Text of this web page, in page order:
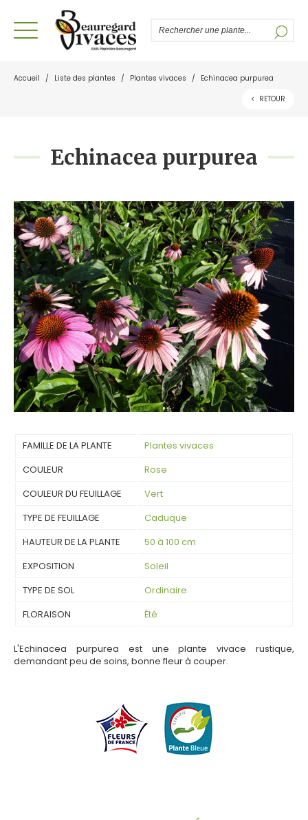
Accueil / Liste des plantes / Plantes vivaces /
Echinacea purpurea
< RETOUR
Echinacea purpurea
FAMILLE DE LA PLANTE
Plantes vivaces
COULEUR
Rose
COULEUR DU FEUILLAGE
Vert
TYPE DE FEUILLAGE
Caduque
HAUTEUR DE LA PLANTE
50 à 100 cm
EXPOSITION
Soleil
TYPE DE SOL
Ordinaire
FLORAISON
Été
L'Echinacea purpurea est une plante vivace rustique,
demandant peu de soins, bonne fleur à couper.